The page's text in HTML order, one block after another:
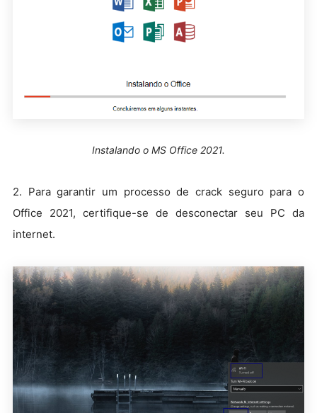
Instalando o MS Office 2021.
2. Para garantir um processo de crack seguro para o
Office 2021, certifique-se de desconectar seu PC da
internet.